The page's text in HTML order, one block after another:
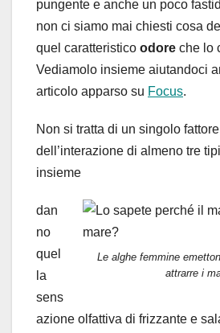
pungente e anche un poco
non ci siamo mai chiesti cosa
quel caratteristico odore che lo
Vediamolo insieme aiutandoci
articolo apparso su Focus.
Non si tratta di un singolo
dell’interazione di almeno tre
insieme
Le alghe femmine
attrarre i
dan
no
quel
la
sens
azione olfattiva di frizzante e